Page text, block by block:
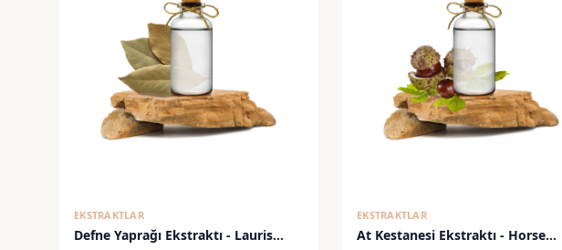
EKSTRAKTLAR
Defne Yaprağı Ekstraktı - Lauris
EKSTRAKTLAR
At Kestanesi Ekstraktı - Horse